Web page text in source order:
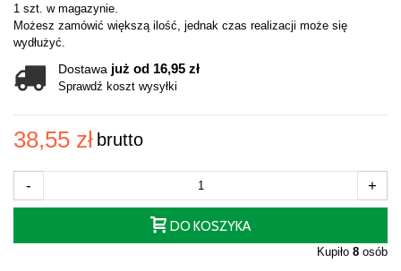
1 szt. w magazynie.
Możesz zamówić większą ilość, jednak czas realizacji może się
wydłużyć.
Dostawa już od 16,95 zł
Sprawdź koszt wysyłki
38,55 zł brutto
- +
DO KOSZYKA
Kupiło 8 osób